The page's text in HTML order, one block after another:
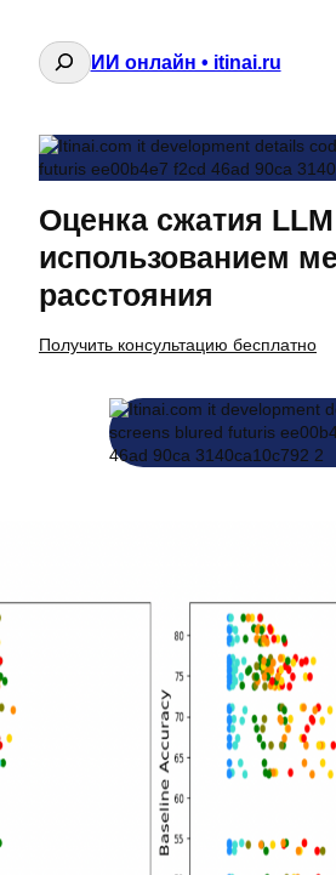
Поиск
ИИ онлайн • itinai.ru
Оценка сжатия
использованием
расстояния
Получить консультацию бесплатно